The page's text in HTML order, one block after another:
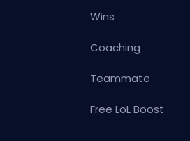
Wins
Coaching
Teammate
Free LoL Boost